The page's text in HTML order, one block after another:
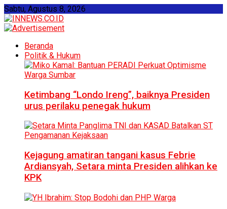
Sabtu, Agustus 8, 2026
Beranda
Politik & Hukum
Ketimbang “Londo Ireng”, baiknya Presiden
urus perilaku penegak hukum
Kejagung amatiran tangani kasus Febrie
Ardiansyah, Setara minta Presiden alihkan ke
KPK